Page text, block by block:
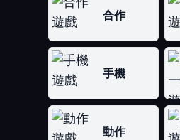
合作
手機
動作